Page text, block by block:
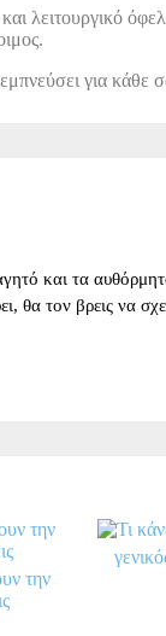
λειτουργικό
για κάθε
και τα
θα τον βρεις να
την